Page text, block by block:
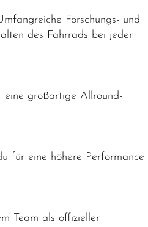
Forschungs- und
des Fahrrads bei jeder
eine großartige Allround-
für eine höhere Performance
Team als offizieller